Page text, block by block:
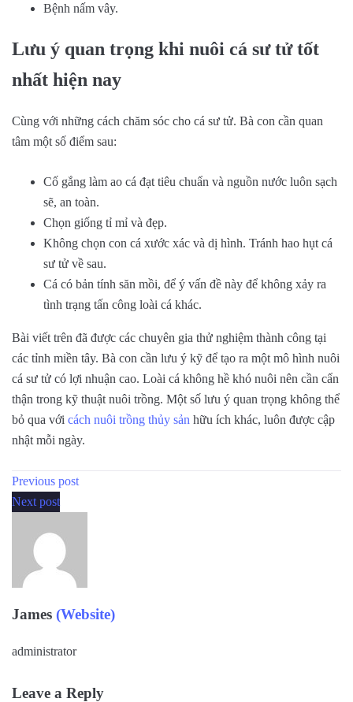
Bệnh nấm vây.
Lưu ý quan trọng khi nuôi cá sư tử tốt
nhất hiện nay
Cùng với những cách chăm sóc cho cá sư tử. Bà con cần quan
tâm một số điểm sau:
Cố gắng làm ao cá đạt tiêu chuẩn và nguồn nước luôn sạch
sẽ, an toàn.
Chọn giống tỉ mỉ và đẹp.
Không chọn con cá xước xác và dị hình. Tránh hao hụt cá
sư tử về sau.
Cá có bản tính săn mồi, để ý vấn đề này để không xảy ra
tình trạng tấn công loài cá khác.
Bài viết trên đã được các chuyên gia thử nghiệm thành công tại
các tỉnh miền tây. Bà con cần lưu ý kỹ để tạo ra một mô hình nuôi
cá sư tử có lợi nhuận cao. Loài cá không hề khó nuôi nên cần cẩn
thận trong kỹ thuật nuôi trồng. Một số lưu ý quan trọng không thể
bỏ qua với cách nuôi trồng thủy sản hữu ích khác, luôn được cập
nhật mỗi ngày.
Previous post
Next post
James (Website)
administrator
Leave a Reply